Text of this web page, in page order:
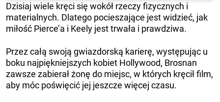
Dzisiaj wiele kręci się wokół rzeczy fizycznych i
materialnych. Dlatego pocieszające jest widzieć, jak
miłość Pierce’a i Keely jest trwała i prawdziwa.
Przez całą swoją gwiazdorską karierę, występując u
boku najpiękniejszych kobiet Hollywood, Brosnan
zawsze zabierał żonę do miejsc, w których kręcił film,
aby móc poświęcić jej jeszcze więcej czasu.